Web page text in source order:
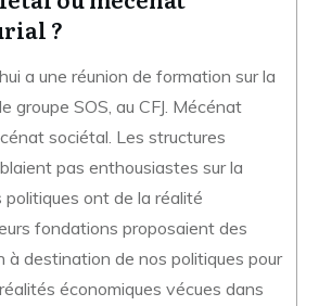
?
a une réunion de formation sur la
groupe SOS, au CFJ. Mécénat
sociétal. Les structures
pas enthousiastes sur la
ont de la réalité
fondations proposaient des
à destination de nos politiques pour
économiques vécues dans